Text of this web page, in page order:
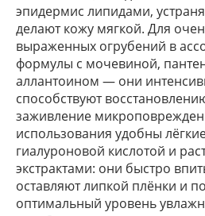
эпидермис липидами,
делают кожу мягкой. Для
выраженных огрубений в
формулы с мочевиной,
аллантоином — они
способствуют
заживление
использования удобны
гиалуроновой кислотой и
экстрактами: они быстро
оставляют липкой плёнки и
оптимальный уровень